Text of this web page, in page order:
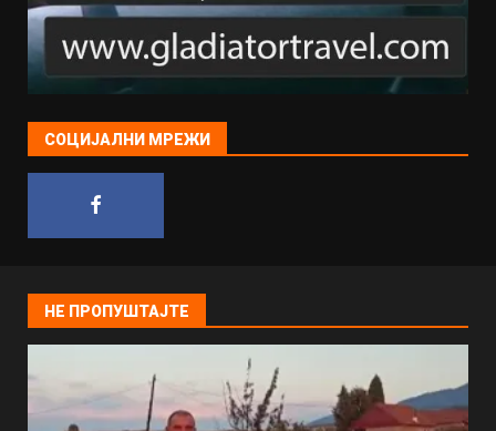
СОЦИЈАЛНИ МРЕЖИ
НЕ ПРОПУШТАЈТЕ